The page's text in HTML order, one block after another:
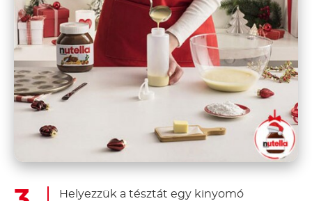
Helyezzük a tésztát egy kinyomó